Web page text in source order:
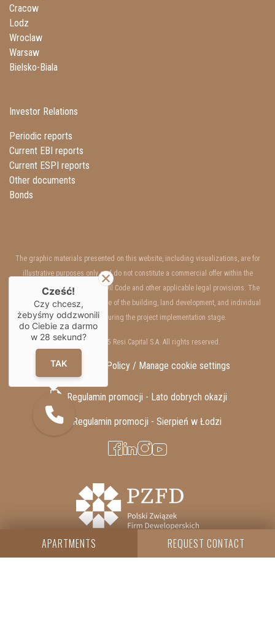
Cracow
Lodz
Wroclaw
Warsaw
Bielsko-Biala
Investor Relations
Periodic reports
Current EBI reports
Current ESPI reports
Other documents
Bonds
The graphic materials presented on this website, including visualizations, are for
illustrative purposes only and do not constitute a commercial offer within the
meaning of Art. 66 §1 of the Civil Code and other applicable legal provisions. The
interior and exterior appearance of the building, land development, and individual
units may change during the project implementation stage.
Copyrights © 2025 Resi Capital S.A. All rights reserved.
GDPR / Privacy Policy / Manage cookie settings
Regulamin promocji - Lato dobrych okazji
Regulamin promocji - Sierpień w Łodzi
APARTMENTS REQUEST CONTACT
Cześć!
Czy chcesz,
żebyśmy oddzwonili
do Ciebie za darmo
w 28 sekund?
TAK